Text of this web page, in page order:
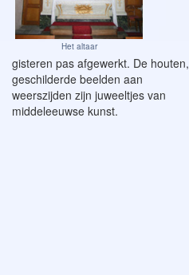
Het altaar
gisteren pas afgewerkt. De houten,
geschilderde beelden aan
weerszijden zijn juweeltjes van
middeleeuwse kunst.